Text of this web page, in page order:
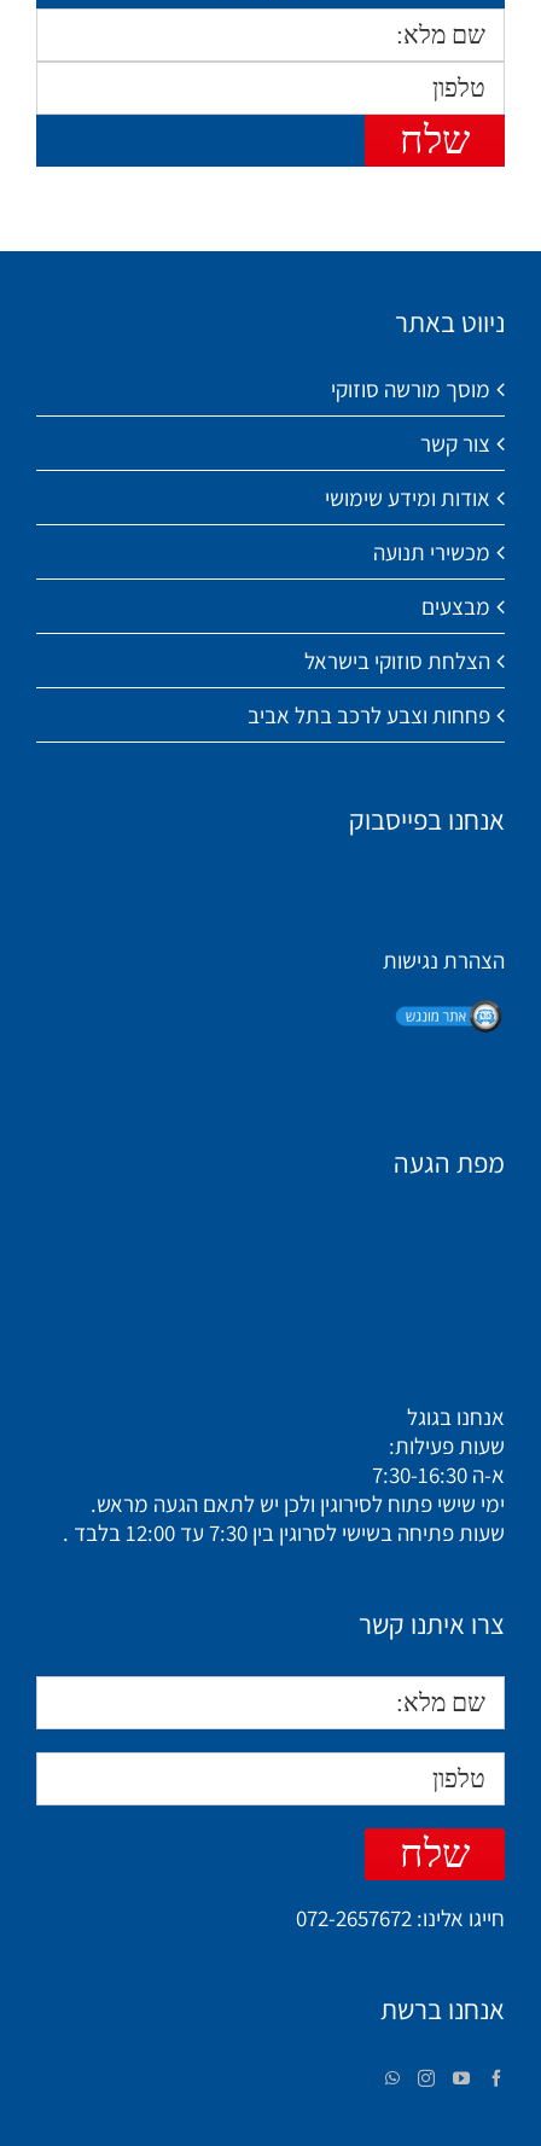
ניווט באתר
מוסך מורשה סוזוקי
צור קשר
אודות ומידע שימושי
מכשירי תנועה
מבצעים
הצלחת סוזוקי בישראל
פחחות וצבע לרכב בתל אביב
אנחנו בפייסבוק
הצהרת נגישות
מפת הגעה
אנחנו בגוגל
שעות פעילות:
א-ה 7:30-16:30
ימי שישי פתוח לסירוגין ולכן יש לתאם הגעה מראש.
שעות פתיחה בשישי לסרוגין בין 7:30 עד 12:00 בלבד .
צרו איתנו קשר
חייגו אלינו: 072-2657672
אנחנו ברשת